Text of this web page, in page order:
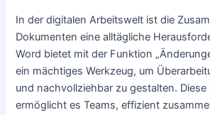
In der digitalen Arbeitswelt ist die
Dokumenten eine alltägliche
Word bietet mit der Funktion
ein mächtiges Werkzeug, um
und nachvollziehbar zu gestalten. Diese
ermöglicht es Teams, effizient